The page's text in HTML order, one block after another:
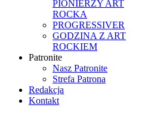
PIONIERZY ART
ROCKA
PROGRESSIVER
GODZINA Z ART
ROCKIEM
Patronite
Nasz Patronite
Strefa Patrona
Redakcja
Kontakt